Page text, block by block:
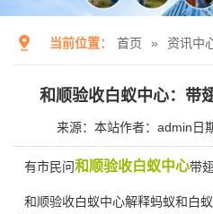
当前位置： 首页 » 资讯中
和顺验收白蚁中心：带
来源：本站作者：admin 日
有市民问和顺验收白蚁中心带
和顺验收白蚁中心解释蚂蚁和白